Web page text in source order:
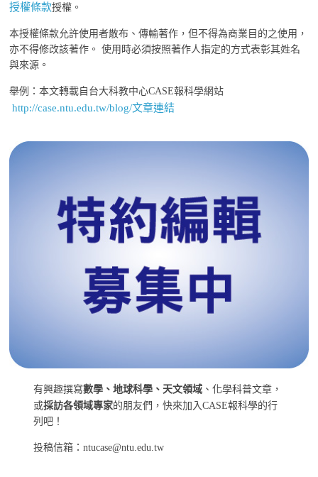
授權條款授權。
本授權條款允許使用者散布、傳輸著作，但不得為商業目的之使用，
亦不得修改該著作。 使用時必須按照著作人指定的方式表彰其姓名
與來源。
舉例：本文轉載自台大科教中心CASE報科學網站
http://case.ntu.edu.tw/blog/文章連結
有興趣撰寫數學、地球科學、天文領域 、化學科普文章，
或採訪各領域專家的朋友們，快來加入CASE報科學的行
列吧！
投稿信箱：ntucase@ntu.edu.tw